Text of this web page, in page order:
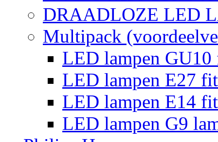
DRAADLOZE LED
Multipack
LED lampen
LED lampen E27
LED lampen E14
LED lampen G9